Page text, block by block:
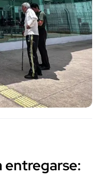
entregarse: